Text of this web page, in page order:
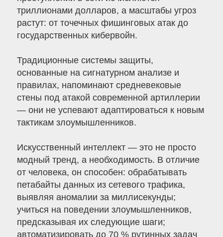
триллионами долларов, а масштабы угроз
растут: от точечных фишинговых атак до
государственных кибервойн.
Традиционные системы защиты,
основанные на сигнатурном анализе и
правилах, напоминают средневековые
стены под атакой современной артиллерии
— они не успевают адаптироваться к новым
тактикам злоумышленников.
Искусственный интеллект — это не просто
модный тренд, а необходимость. В отличие
от человека, он способен: обрабатывать
петабайты данных из сетевого трафика,
выявляя аномалии за миллисекунды;
учиться на поведении злоумышленников,
предсказывая их следующие шаги;
автоматизировать до 70 % рутинных задач